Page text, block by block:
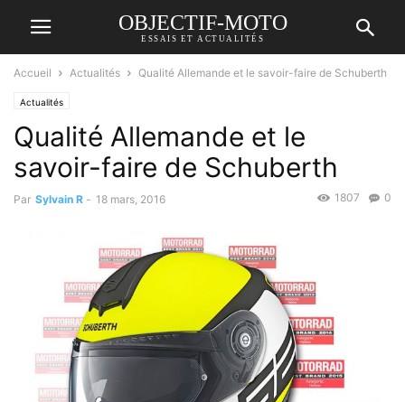
OBJECTIF-MOTO
ESSAIS ET ACTUALITÉS
Accueil Actualités Qualité Allemande et le savoir-faire de Schuberth
Actualités
Qualité Allemande et le
savoir-faire de Schuberth
Par Sylvain R - 18 mars, 2016 0
1807